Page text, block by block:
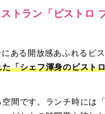
トラン「ビストロ
ある開放感あふれるビ
「シェフ渾身のビスト
間です。ランチ時には